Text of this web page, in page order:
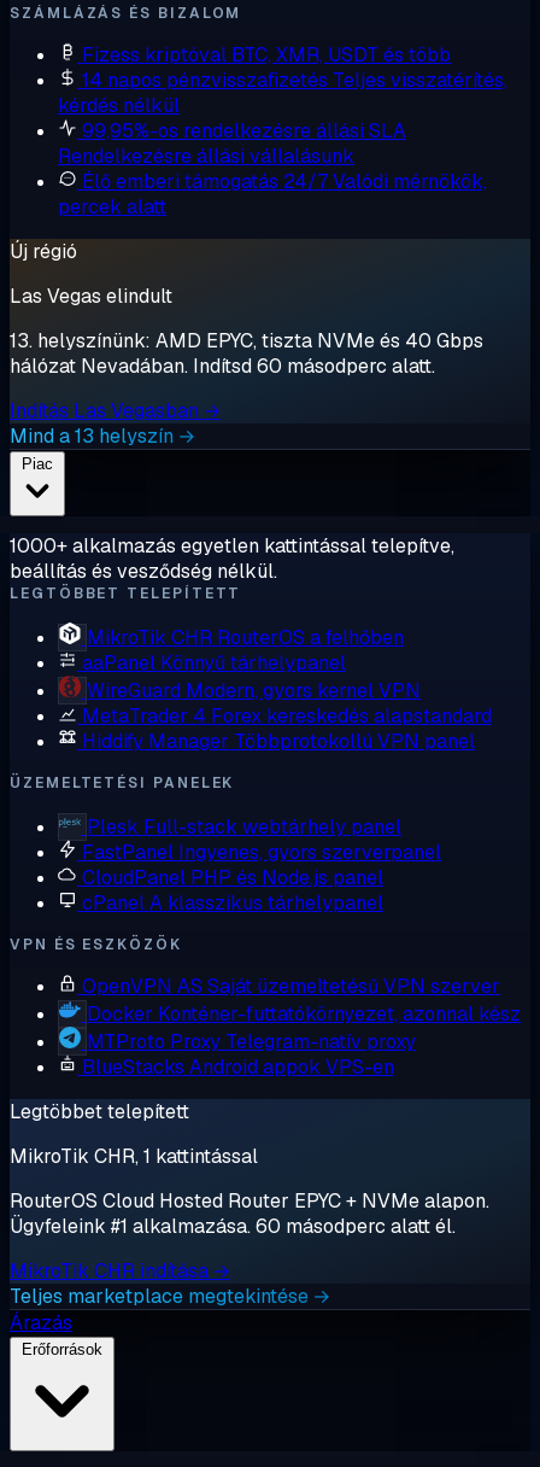
SZÁMLÁZÁS ÉS BIZALOM
Fizess kriptóval BTC, XMR, USDT és több
14 napos pénzvisszafizetés Teljes visszatérítés,
kérdés nélkül
99,95%-os rendelkezésre állási SLA
Rendelkezésre állási vállalásunk
Élő emberi támogatás 24/7Valódi mérnökök,
percek alatt
Új régió
Las Vegas elindult
13. helyszínünk: AMD EPYC, tiszta NVMe és 40 Gbps
hálózat Nevadában. Indítsd 60 másodperc alatt.
Indítás Las Vegasban →
Mind a 13 helyszín →
1000+ alkalmazás egyetlen kattintással telepítve,
beállítás és vesződség nélkül.
LEGTÖBBET TELEPÍTETT
MikroTik CHR RouterOS a felhőben
aaPanel Könnyű tárhelypanel
WireGuard Modern, gyors kernel VPN
MetaTrader 4 Forex kereskedés alapstandard
Hiddify Manager Többprotokollú VPN panel
ÜZEMELTETÉSI PANELEK
Plesk Full-stack webtárhely panel
FastPanel Ingyenes, gyors szerverpanel
CloudPanel PHP és Node.js panel
cPanelA klasszikus tárhelypanel
VPN ÉS ESZKÖZÖK
OpenVPN AS Saját üzemeltetésű VPN szerver
Docker Konténer-futtatókörnyezet, azonnal kész
MTProto Proxy Telegram-natív proxy
BlueStacks Android appok VPS-en
Legtöbbet telepített
MikroTik CHR, 1 kattintással
RouterOS Cloud Hosted Router EPYC + NVMe alapon.
Ügyfeleink #1 alkalmazása. 60 másodperc alatt él.
MikroTik CHR indítása →
Teljes marketplace megtekintése →
Árazás